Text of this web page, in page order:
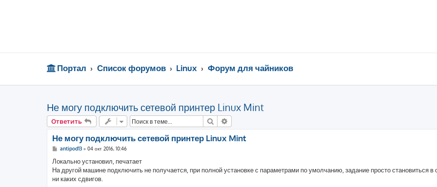
Портал Список форумов Linux Форум для чайников
Не могу подключить сетевой принтер Linux Mint
Ответить Поиск
Не могу подключить сетевой принтер Linux Mint
С
о
б
щ
е
н
antipod13» 04 окт 2016, 10:46
Локально установил, печатает
На другой машине подключить не получается, при полной установке с параметрами по умолчанию, задание просто становиться в
ни каких сдвигов.